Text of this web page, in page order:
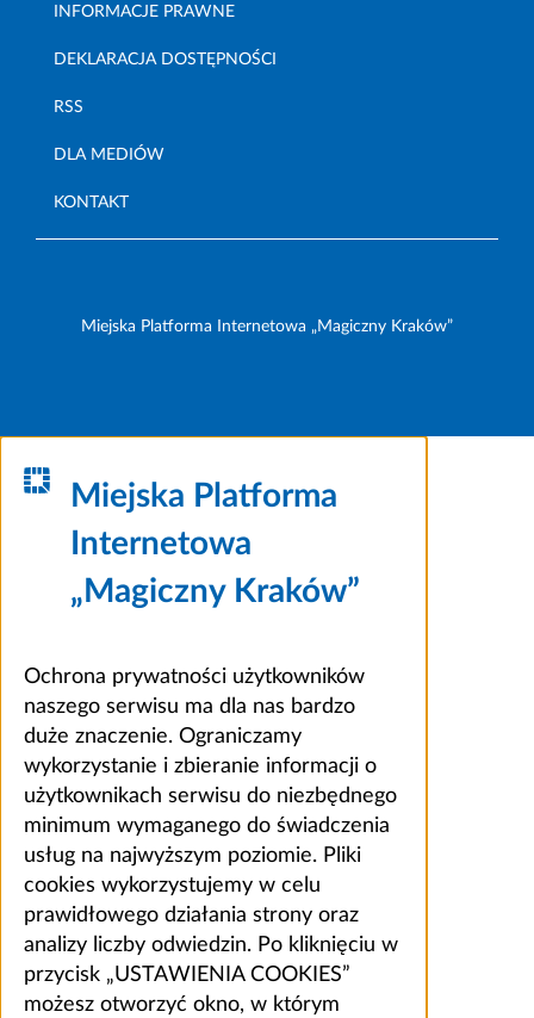
INFORMACJE PRAWNE
DEKLARACJA DOSTĘPNOŚCI
RSS
DLA MEDIÓW
KONTAKT
Miejska Platforma Internetowa „Magiczny Kraków”
Miejska Platforma
Internetowa
„Magiczny Kraków”
Ochrona prywatności użytkowników
naszego serwisu ma dla nas bardzo
duże znaczenie. Ograniczamy
wykorzystanie i zbieranie informacji o
użytkownikach serwisu do niezbędnego
minimum wymaganego do świadczenia
usług na najwyższym poziomie. Pliki
cookies wykorzystujemy w celu
prawidłowego działania strony oraz
analizy liczby odwiedzin. Po kliknięciu w
przycisk „USTAWIENIA COOKIES”
możesz otworzyć okno, w którym